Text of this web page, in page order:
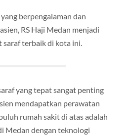
berpengalaman dan
RS Haji Medan menjadi
terbaik di kota ini.
yang tepat sangat penting
mendapatkan perawatan
rumah sakit di atas adalah
Medan dengan teknologi